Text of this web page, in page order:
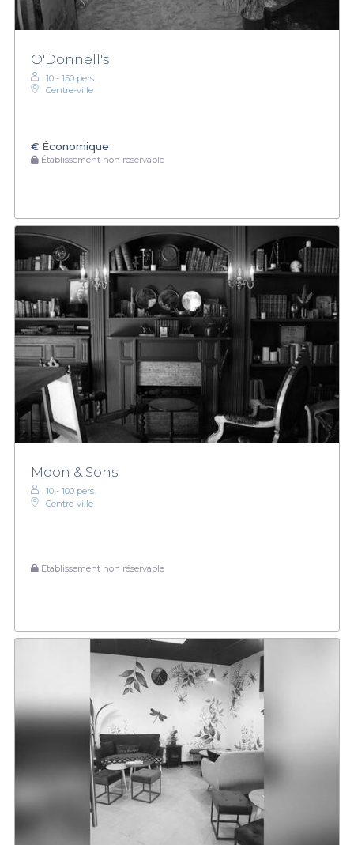
O'Donnell's
10 - 150 pers.
Centre-ville
€ Économique
Établissement non réservable
Moon & Sons
10 - 100 pers.
Centre-ville
Établissement non réservable